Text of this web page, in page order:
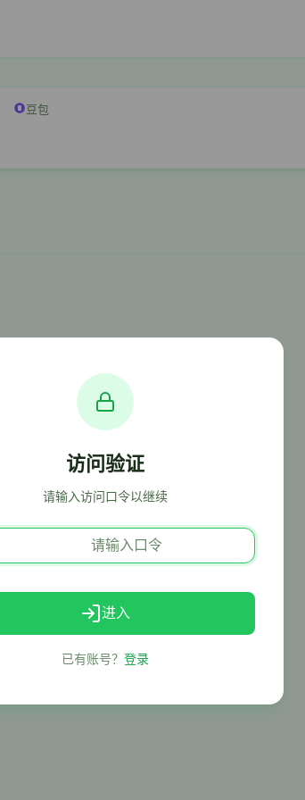
豆包
访问验证
请输入访问口令以继续
进入
已有账号？ 登录